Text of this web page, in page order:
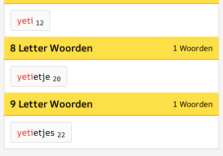
yeti 12
8 Letter Woorden 1 Woorden
yetietje 20
9 Letter Woorden 1 Woorden
yetietjes 22